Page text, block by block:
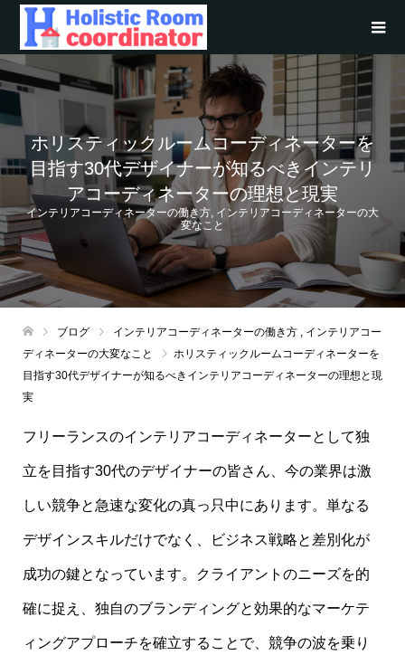
ホリスティックルームコーディネーターを
目指す30代デザイナーが知るべきインテリ
アコーディネーターの理想と現実
インテリアコーディネーターの働き方, インテリアコーディネーターの大
変なこと
ブログ インテリアコーディネーターの働き方
インテリアコー
ディネーターの大変なこと
ホリスティックルームコーディネーターを
目指す30代デザイナーが知るべきインテリアコーディネーターの理想と現
実
フリーランスのインテリアコーディネーターとして独
立を目指す30代のデザイナーの皆さん、今の業界は激
しい競争と急速な変化の真っ只中にあります。単なる
デザインスキルだけでなく、ビジネス戦略と差別化が
成功の鍵となっています。クライアントのニーズを的
確に捉え、独自のブランディングと効果的なマーケテ
ィングアプローチを確立することで、競争の波を乗り